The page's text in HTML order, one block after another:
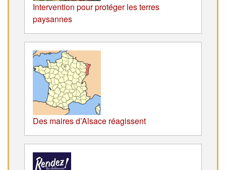
Intervention pour protéger les terres
paysannes
Des maires d’Alsace réagissent